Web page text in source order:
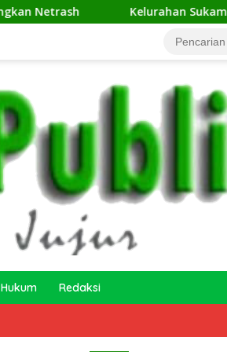
Kelurahan Sukamaju Gelar Jumat
Hukum Redaksi